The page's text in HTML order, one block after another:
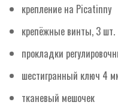
крепление на Picatinny
крепёжные винты, 3 шт.
прокладки
шестигранный ключ 4
тканевый мешочек